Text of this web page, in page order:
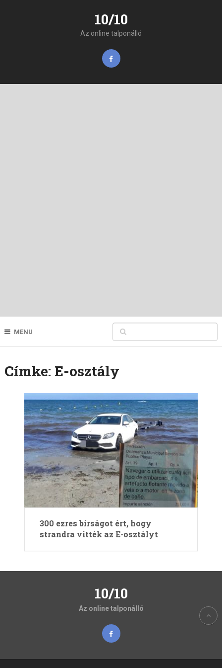
10/10
Az online talponálló
MENU
Címke: E-osztály
300 ezres bírságot ért, hogy
strandra vitték az E-osztályt
10/10
Az online talponálló